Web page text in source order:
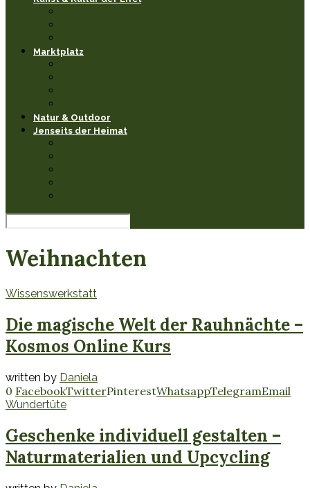
Marktplatz
Natur & Outdoor
Jenseits der Heimat
Weihnachten
Wissenswerkstatt
Die magische Welt der Rauhnächte –
Kosmos Online Kurs
written by Daniela
0 FacebookTwitterPinterestWhatsappTelegramEmail
Wundertüte
Geschenke individuell gestalten –
Naturmaterialien und Upcycling